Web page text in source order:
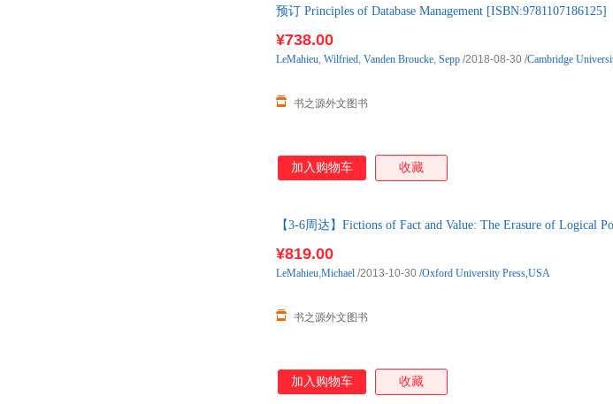
预订 Principles of Database Management
¥738.00
书之源外文图书
LeMahieu, Wilfried, Vanden Broucke, Sepp /2018-08-30 /Cambridge
加入购物车 收藏
【3-6周达】Fictions of Fact and Value: The Erasure of
¥819.00
书之源外文图书
LeMahieu,Michael /2013-10-30 /Oxford University Press,USA
加入购物车 收藏